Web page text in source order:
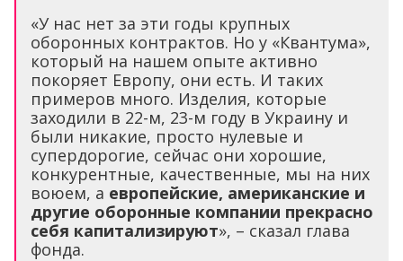
«У нас нет за эти годы крупных
оборонных контрактов. Но у «Квантума»,
который на нашем опыте активно
покоряет Европу, они есть. И таких
примеров много. Изделия, которые
заходили в 22-м, 23-м году в Украину и
были никакие, просто нулевые и
супердорогие, сейчас они хорошие,
конкурентные, качественные, мы на них
воюем, а европейские, американские и
другие оборонные компании прекрасно
себя капитализируют», – сказал глава
фонда.